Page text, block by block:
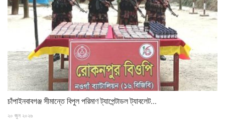
চাঁপাইনবাবগঞ্জ সীমান্তে বিপুল পরিমাণ ট্যাপেন্টাডল ট্যাবলেট...
২০ জুন ২০২৬